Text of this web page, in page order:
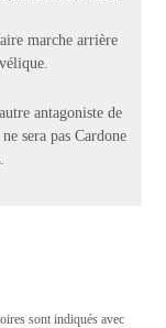
marche arrière
antagoniste de
sera pas Cardone
sont indiqués avec